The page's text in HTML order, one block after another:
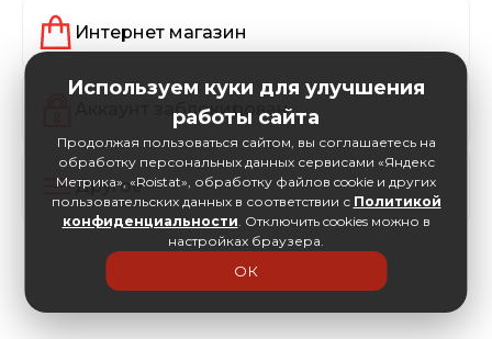
Интернет магазин
Аккаунт заблокирован
Другое
Используем куки для улучшения
работы сайта
Продолжая пользоваться сайтом, вы соглашаетесь на
обработку персональных данных сервисами «Яндекс
Метрика», «Roistat», обработку файлов cookie и других
пользовательских данных в соответствии с Политикой
конфиденциальности. Отключить cookies можно в
настройках браузера.
ОК